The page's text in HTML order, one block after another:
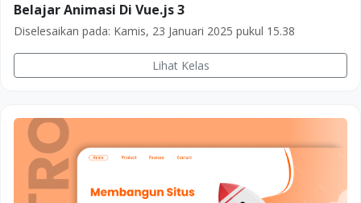
Belajar Animasi Di Vue.js 3
Diselesaikan pada: Kamis, 23 Januari 2025 pukul 15.38
Lihat Kelas